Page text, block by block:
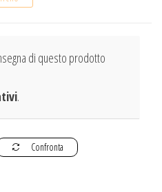
di questo prodotto
.
Confronta